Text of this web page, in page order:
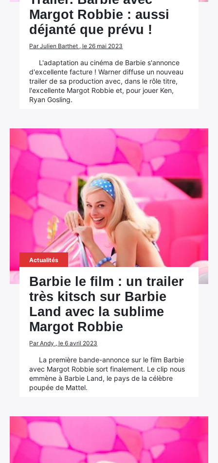
Margot Robbie : aussi
déjanté que prévu !
Par Julien Barthet , le 26 mai 2023
L'adaptation au cinéma de Barbie s'annonce
d'excellente facture ! Warner diffuse un nouveau
trailer de sa production avec, dans le rôle titre,
l'excellente Margot Robbie et, pour jouer Ken,
Ryan Gosling.
Actualités
Barbie le film : un trailer
très kitsch sur Barbie
Land avec la sublime
Margot Robbie
Par Andy , le 6 avril 2023
La première bande-annonce sur le film Barbie
avec Margot Robbie sort finalement. Le clip nous
emmène à Barbie Land, le pays de la célèbre
poupée de Mattel.